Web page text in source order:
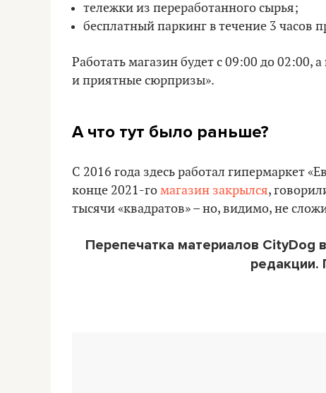
тележки из переработанного сырья;
бесплатный паркинг в течение 3 часов
Работать магазин будет с 09:00 до 02:00,
и приятные сюрпризы».
А что тут было раньше?
С 2016 года здесь работал гипермаркет
конце 2021-гомагазин закрылся,
тысячи «квадратов» – но, видимо, не
Перепечатка материалов CityDog
редакции.